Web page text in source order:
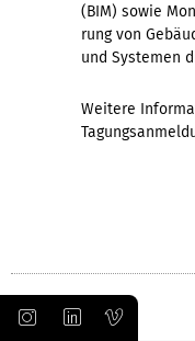
(BIM) sowie
rung von
und Sys­te­men
Weitere